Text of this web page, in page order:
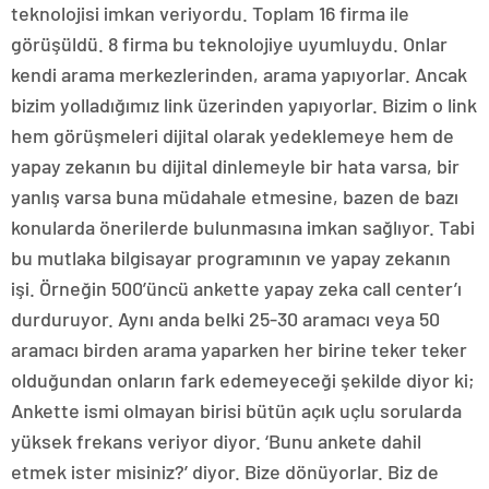
teknolojisi imkan veriyordu. Toplam 16 firma ile
görüşüldü. 8 firma bu teknolojiye uyumluydu. Onlar
kendi arama merkezlerinden, arama yapıyorlar. Ancak
bizim yolladığımız link üzerinden yapıyorlar. Bizim o link
hem görüşmeleri dijital olarak yedeklemeye hem de
yapay zekanın bu dijital dinlemeyle bir hata varsa, bir
yanlış varsa buna müdahale etmesine, bazen de bazı
konularda önerilerde bulunmasına imkan sağlıyor. Tabi
bu mutlaka bilgisayar programının ve yapay zekanın
işi. Örneğin 500’üncü ankette yapay zeka call center’ı
durduruyor. Aynı anda belki 25-30 aramacı veya 50
aramacı birden arama yaparken her birine teker teker
olduğundan onların fark edemeyeceği şekilde diyor ki;
Ankette ismi olmayan birisi bütün açık uçlu sorularda
yüksek frekans veriyor diyor. ‘Bunu ankete dahil
etmek ister misiniz?’ diyor. Bize dönüyorlar. Biz de